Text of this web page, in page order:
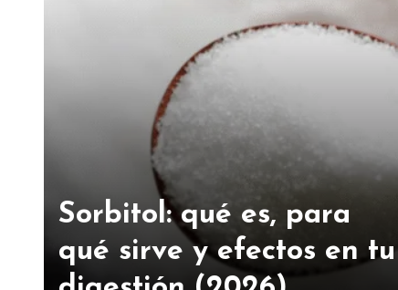
Sorbitol: qué es, para
qué sirve y efectos en tu